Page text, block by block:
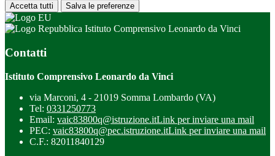
Accetta tutti Salva le preferenze
Istituto Comprensivo Leonardo da Vinci
Contatti
Istituto Comprensivo Leonardo da Vinci
via Marconi, 4 - 21019 Somma Lombardo (VA)
Tel: 0331250773
Email: vaic83800q@istruzione.itLink per inviare una mail
PEC: vaic83800q@pec.istruzione.itLink per inviare una mail
C.F.: 82011840129